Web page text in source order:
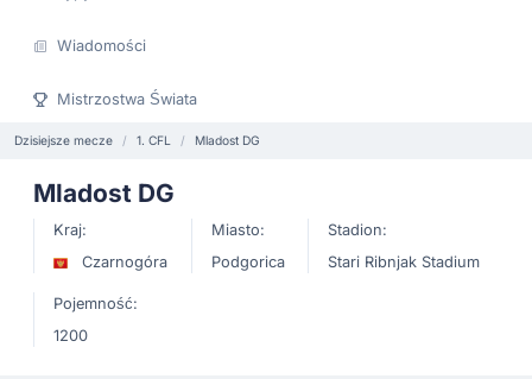
Wiadomości
Mistrzostwa Świata
Dzisiejsze mecze 1. CFL Mladost DG
Mladost DG
Kraj:
Czarnogóra
Miasto:
Podgorica
Stadion:
Stari Ribnjak Stadium
Pojemność:
1200